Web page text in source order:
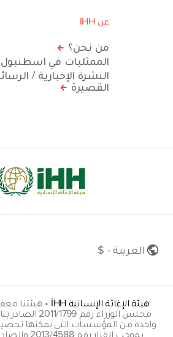
عن IHH
من نحن؟
الممثليات في اسطنبول
النشرة الإخبارية /
القصيرة
العربية - $
هيئة الإغاثة الإنسانية İHH • هيئتنا
واحدة من المؤسسات التي يمكنها
بموجب القرار رقم 2013/4588 والصادر بتاريخ 01.04.2013